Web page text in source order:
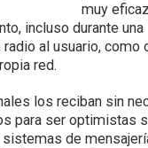
muy
incluso durante
al usuario, como
red.
los reciban sin
para ser optimistas
de